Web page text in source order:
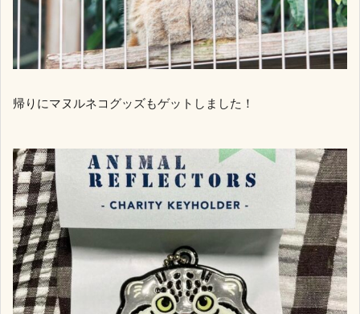
帰りにマヌルネコグッズもゲットしました！